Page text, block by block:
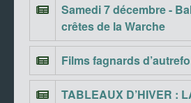
Samedi 7 décembre -
crêtes de la Warche
Films fagnards
TABLEAUX D’HIVER :